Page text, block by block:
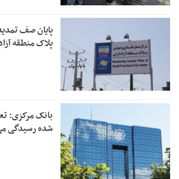
پایان صف
پلاک منطقه
بانک مرکزی:
شده رسیدگی